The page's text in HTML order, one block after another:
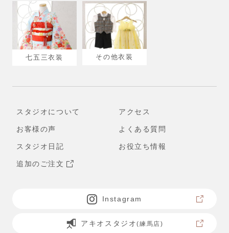
七五三衣装 その他衣装
スタジオについて アクセス
お客様の声 よくある質問
スタジオ日記 お役立ち情報
追加のご注文
Instagram
アキオスタジオ(練馬店)